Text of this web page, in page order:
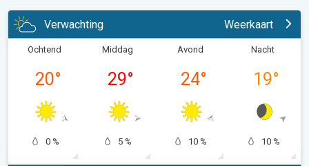
Verwachting Weerkaart
Ochtend
20°
0 %
Middag
29°
5 %
Avond
24°
10 %
Nacht
19°
10 %